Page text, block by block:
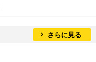
さらに見る